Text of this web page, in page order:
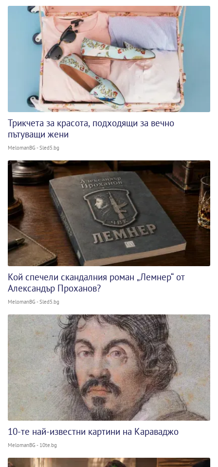
Трикчета за красота, подходящи за вечно
пътуващи жени
MelomanBG - Sled5.bg
Кой спечели скандалния роман „Лемнер“ от
Александър Проханов?
MelomanBG - Sled5.bg
10-те най-известни картини на Караваджо
MelomanBG - 10te.bg